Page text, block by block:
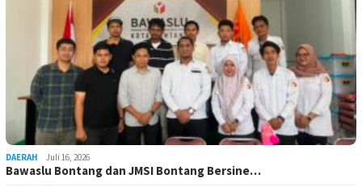
DAERAH Juli 16, 2026
Bawaslu Bontang dan JMSI Bontang Bersine…